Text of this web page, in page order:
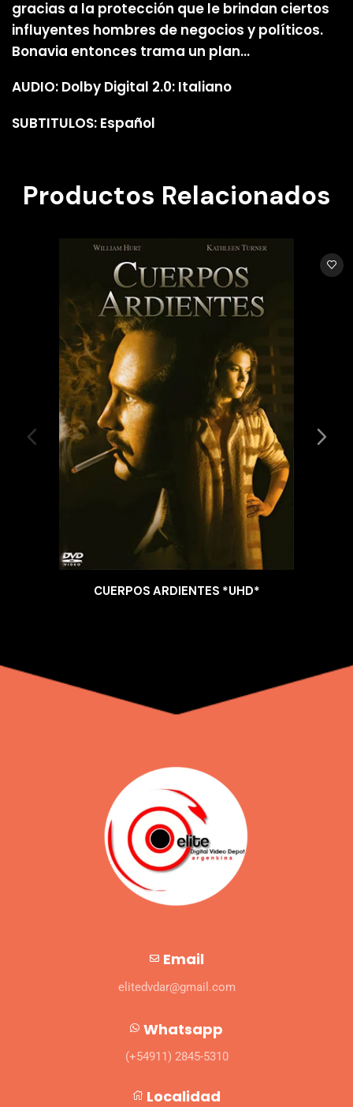
gracias a la protección que le brindan ciertos
influyentes hombres de negocios y políticos.
Bonavia entonces trama un plan…
AUDIO: Dolby Digital 2.0: Italiano
SUBTITULOS: Español
Productos Relacionados
CUERPOS ARDIENTES *UHD*
Email
elitedvdar@gmail.com
Whatsapp
(+54911) 2845-5310
Localidad